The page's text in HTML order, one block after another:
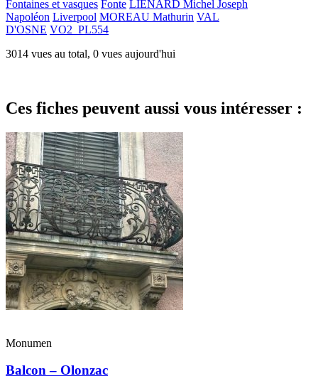
Fontaines et vasques Fonte LIÉNARD Michel Joseph
Napoléon Liverpool MOREAU Mathurin VAL
D'OSNE VO2_PL554
3014 vues au total, 0 vues aujourd'hui
Ces fiches peuvent aussi vous intéresser :
Monumen
Balcon – Olonzac